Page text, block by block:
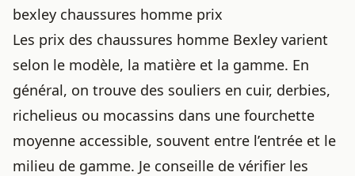
bexley chaussures homme prix
Les prix des chaussures homme Bexley varient
selon le modèle, la matière et la gamme. En
général, on trouve des souliers en cuir, derbies,
richelieus ou mocassins dans une fourchette
moyenne accessible, souvent entre l’entrée et le
milieu de gamme. Je conseille de vérifier les